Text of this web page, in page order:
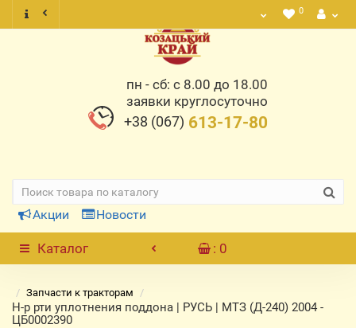
0
пн - сб: с 8.00 до 18.00
заявки круглосуточно
+38 (067) 613-17-80
Акции Новости
Каталог : 0
Запчасти к тракторам
Н-р рти уплотнения поддона | РУСЬ | МТЗ (Д-240) 2004 -
ЦБ0002390